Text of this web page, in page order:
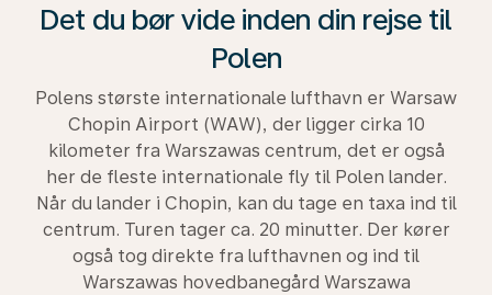
Det du bør vide inden din rejse til
Polen
Polens største internationale lufthavn er Warsaw
Chopin Airport (WAW), der ligger cirka 10
kilometer fra Warszawas centrum, det er også
her de fleste internationale fly til Polen lander.
Når du lander i Chopin, kan du tage en taxa ind til
centrum. Turen tager ca. 20 minutter. Der kører
også tog direkte fra lufthavnen og ind til
Warszawas hovedbanegård Warszawa